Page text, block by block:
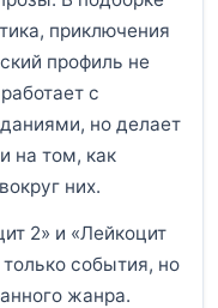
приключения
профиль не
с
но делает
на том, как
них.
2» и «Лейкоцит
события, но
жанра.